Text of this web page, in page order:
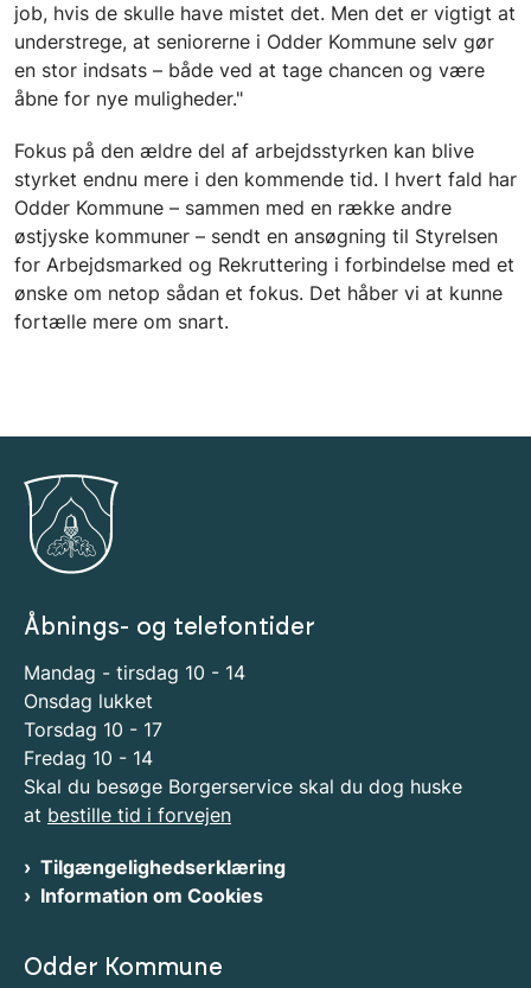
job, hvis de skulle have mistet det. Men det er vigtigt at
understrege, at seniorerne i Odder Kommune selv gør
en stor indsats – både ved at tage chancen og være
åbne for nye muligheder."
Fokus på den ældre del af arbejdsstyrken kan blive
styrket endnu mere i den kommende tid. I hvert fald har
Odder Kommune – sammen med en række andre
østjyske kommuner – sendt en ansøgning til Styrelsen
for Arbejdsmarked og Rekruttering i forbindelse med et
ønske om netop sådan et fokus. Det håber vi at kunne
fortælle mere om snart.
Åbnings- og telefontider
Mandag - tirsdag 10 - 14
Onsdag lukket
Torsdag 10 - 17
Fredag 10 - 14
Skal du besøge Borgerservice skal du dog huske
at bestille tid i forvejen
Tilgængelighedserklæring
Information om Cookies
Odder Kommune